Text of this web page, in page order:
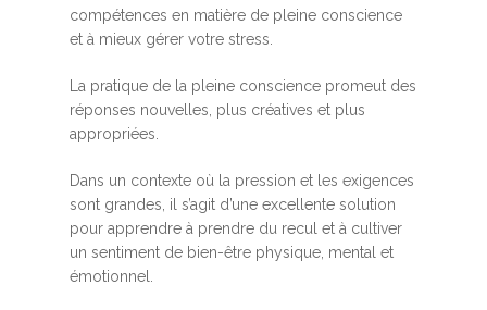
compétences en matière de pleine conscience
et à mieux gérer votre stress.
La pratique de la pleine conscience promeut des
réponses nouvelles, plus créatives et plus
appropriées.
Dans un contexte où la pression et les exigences
sont grandes, il s’agit d’une excellente solution
pour apprendre à prendre du recul et à cultiver
un sentiment de bien-être physique, mental et
émotionnel.